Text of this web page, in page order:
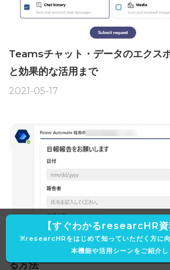
Teamsチャット・データのエクス
と効果的な活用まで
2021-05-17
Teamsを活用して日報・週報を自
る方法
【すぐわかるresearcHR資
※researcHRをはじめて知っていただく方に
本機能や活用シーンをご紹介し